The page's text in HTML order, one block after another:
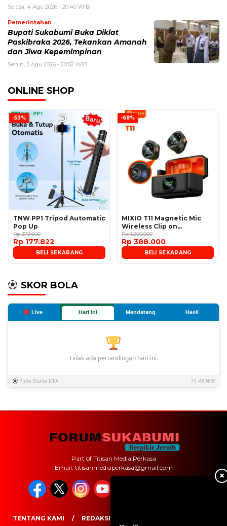
Selasa, 4 Agu 2026 - 20:40 WIB
Pemerintahan
Bupati Sukabumi Buka Diklat
Paskibraka 2026, Tekankan Amanah
dan Jiwa Kepemimpinan
Senin, 3 Agu 2026 - 20:52 WIB
ONLINE SHOP
-53%
TNW PP1 Tripod Automatic
Pop Up
Rp 379.600
Rp 177.822
BELI SEKARANG
-68%
MIXIO T11 Magnetic Mic
Wireless Clip on
Microphone
Rp 1.200.000
Rp 388.000
BELI SEKARANG
SKOR BOLA
Live Hari Ini Mendatang Hasil
Tidak ada pertandingan hari ini.
Piala Dunia FIFA 15.48 WIB
✖
Part of Titisan Media Perkasa
Email: titisanmediaperkasa@gmail.com
TENTANG KAMI REDAKSI